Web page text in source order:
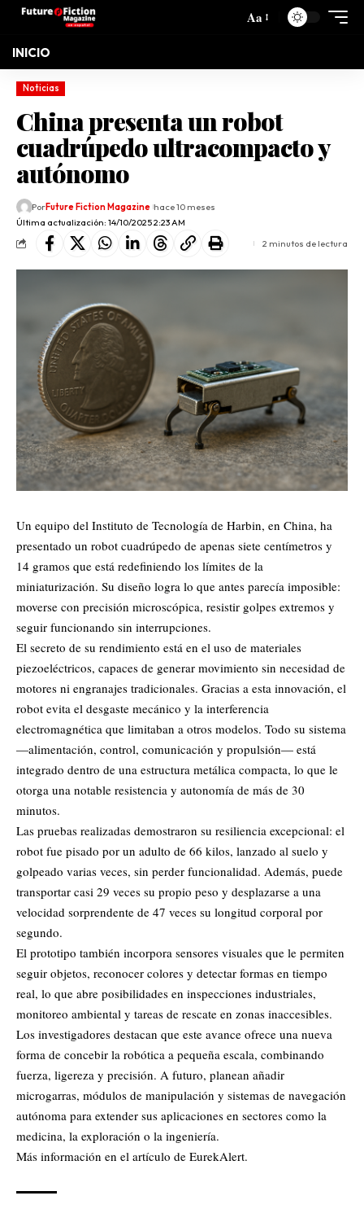
Aa
INICIO
Noticias
China presenta un robot
cuadrúpedo ultracompacto y
autónomo
Última actualización: 14/10/2025 2:23 AM
PorFuture Fiction Magazine hace 10 meses
2 minutos de lectura
Un equipo del Instituto de Tecnología de Harbin, en China, ha
presentado un robot cuadrúpedo de apenas siete centímetros y
14 gramos que está redefiniendo los límites de la
miniaturización. Su diseño logra lo que antes parecía imposible:
moverse con precisión microscópica, resistir golpes extremos y
seguir funcionando sin interrupciones.
El secreto de su rendimiento está en el uso de materiales
piezoeléctricos, capaces de generar movimiento sin necesidad de
motores ni engranajes tradicionales. Gracias a esta innovación, el
robot evita el desgaste mecánico y la interferencia
electromagnética que limitaban a otros modelos. Todo su sistema
—alimentación, control, comunicación y propulsión— está
integrado dentro de una estructura metálica compacta, lo que le
otorga una notable resistencia y autonomía de más de 30
minutos.
Las pruebas realizadas demostraron su resiliencia excepcional: el
robot fue pisado por un adulto de 66 kilos, lanzado al suelo y
golpeado varias veces, sin perder funcionalidad. Además, puede
transportar casi 29 veces su propio peso y desplazarse a una
velocidad sorprendente de 47 veces su longitud corporal por
segundo.
El prototipo también incorpora sensores visuales que le permiten
seguir objetos, reconocer colores y detectar formas en tiempo
real, lo que abre posibilidades en inspecciones industriales,
monitoreo ambiental y tareas de rescate en zonas inaccesibles.
Los investigadores destacan que este avance ofrece una nueva
forma de concebir la robótica a pequeña escala, combinando
fuerza, ligereza y precisión. A futuro, planean añadir
microgarras, módulos de manipulación y sistemas de navegación
autónoma para extender sus aplicaciones en sectores como la
medicina, la exploración o la ingeniería.
Más información en el artículo de EurekAlert.